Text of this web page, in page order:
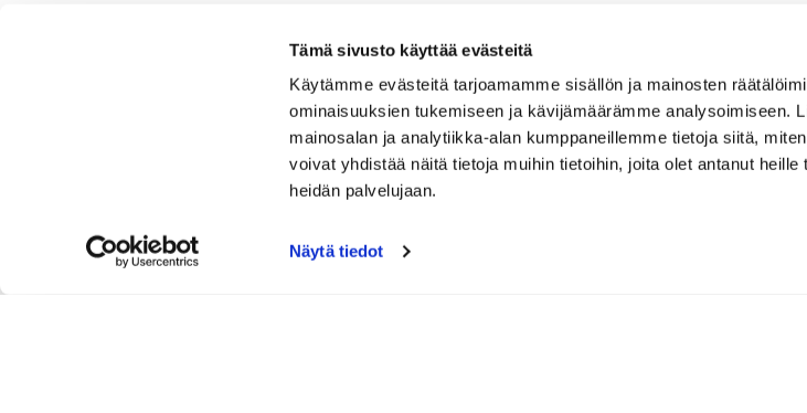
Tämä sivusto käyttää evästeitä
Käytämme evästeitä tarjoamamme sisällön ja mainosten
ominaisuuksien tukemiseen ja kävijämäärämme analysoimiseen.
mainosalan ja analytiikka-alan kumppaneillemme tietoja siitä,
voivat yhdistää näitä tietoja muihin tietoihin, joita olet antanut
heidän palvelujaan.
Näytä tiedot